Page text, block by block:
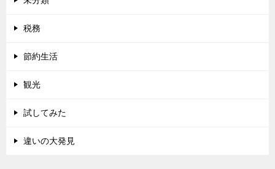
税務
節約生活
観光
試してみた
違いの大発見